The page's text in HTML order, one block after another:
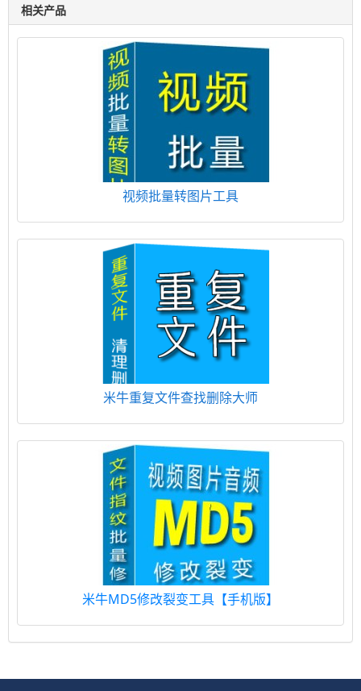
相关产品
视频批量转图片工具
米牛重复文件查找删除大师
米牛MD5修改裂变工具【手机版】